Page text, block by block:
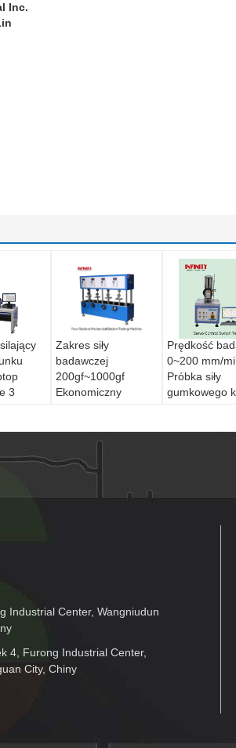
Inc.
3
Zakres siły
badawczej
200gf~1000gf
Ekonomiczny
przycisków
Prędkość
0~200 mm/
Próbka siły
gumkowego
Industrial Center, Wangniudun
4, Furong Industrial Center,
City, Chiny